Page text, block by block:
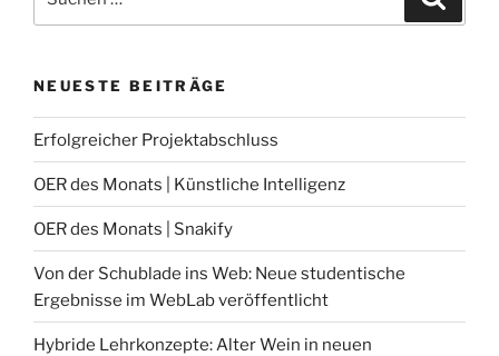
nach:
NEUESTE BEITRÄGE
Erfolgreicher Projektabschluss
OER des Monats | Künstliche Intelligenz
OER des Monats | Snakify
Von der Schublade ins Web: Neue studentische
Ergebnisse im WebLab veröffentlicht
Hybride Lehrkonzepte: Alter Wein in neuen